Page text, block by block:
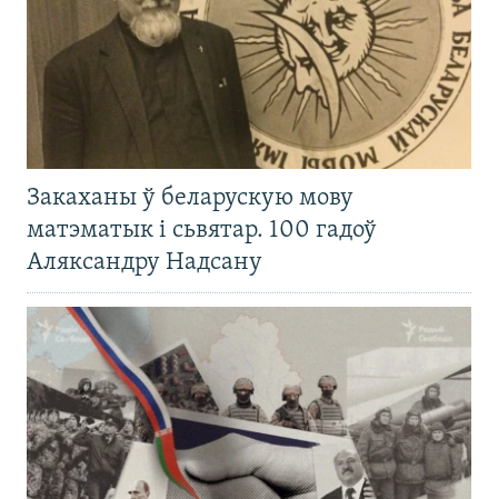
Закаханы ў беларускую мову
матэматык і сьвятар. 100 гадоў
Аляксандру Надсану